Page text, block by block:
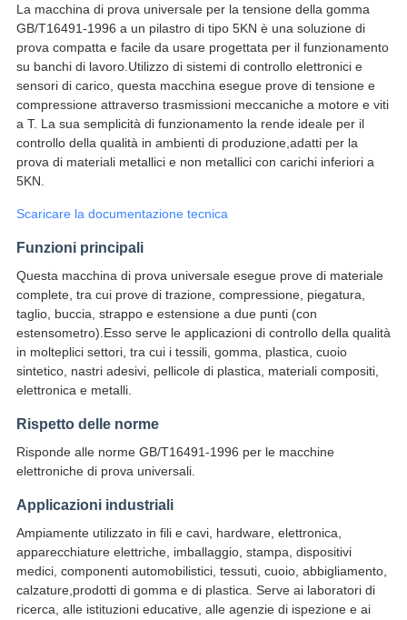
La macchina di prova universale per la tensione della gomma
GB/T16491-1996 a un pilastro di tipo 5KN è una soluzione di
prova compatta e facile da usare progettata per il funzionamento
su banchi di lavoro.Utilizzo di sistemi di controllo elettronici e
sensori di carico, questa macchina esegue prove di tensione e
compressione attraverso trasmissioni meccaniche a motore e viti
a T. La sua semplicità di funzionamento la rende ideale per il
controllo della qualità in ambienti di produzione,adatti per la
prova di materiali metallici e non metallici con carichi inferiori a
5KN.
Scaricare la documentazione tecnica
Funzioni principali
Questa macchina di prova universale esegue prove di materiale
complete, tra cui prove di trazione, compressione, piegatura,
taglio, buccia, strappo e estensione a due punti (con
estensometro).Esso serve le applicazioni di controllo della qualità
in molteplici settori, tra cui i tessili, gomma, plastica, cuoio
sintetico, nastri adesivi, pellicole di plastica, materiali compositi,
elettronica e metalli.
Rispetto delle norme
Risponde alle norme GB/T16491-1996 per le macchine
elettroniche di prova universali.
Applicazioni industriali
Ampiamente utilizzato in fili e cavi, hardware, elettronica,
apparecchiature elettriche, imballaggio, stampa, dispositivi
medici, componenti automobilistici, tessuti, cuoio, abbigliamento,
calzature,prodotti di gomma e di plastica. Serve ai laboratori di
ricerca, alle istituzioni educative, alle agenzie di ispezione e ai